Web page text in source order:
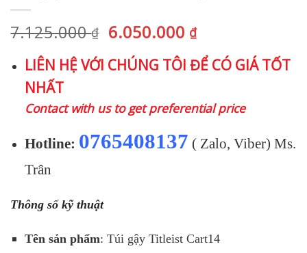
7.125.000₫
Giá
gốc
là:
6.050.000 ₫Giá
hiện
tại
6.050.000 ₫.
LIÊN HỆ VỚI CHÚNG TÔI ĐỂ CÓ GIÁ TỐT
NHẤT
Contact with us to get preferential price
Hotline: 0765408137 ( Zalo, Viber) Ms.
Trân
Thông số kỹ thuật
Tên sản phẩm: Túi gậy Titleist Cart14